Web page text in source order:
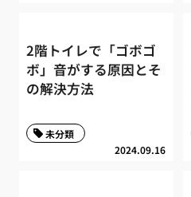
2階トイレで「ゴボゴ
ボ」音がする原因とそ
の解決方法
2024.09.16
未分類